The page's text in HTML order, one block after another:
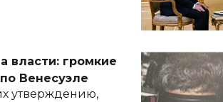
здоровья.
власти: громкие
Венесуэле
утверждению,